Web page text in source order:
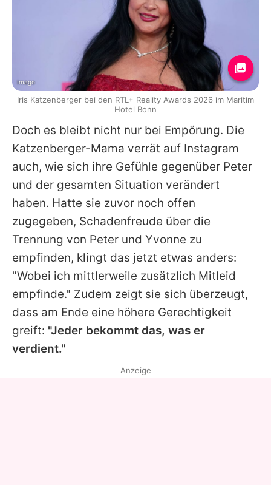
Doch es bleibt nicht nur bei Empörung. Die
Katzenberger-Mama verrät auf Instagram
auch, wie sich ihre Gefühle gegenüber Peter
und der gesamten Situation verändert
haben. Hatte sie zuvor noch offen
zugegeben, Schadenfreude über die
Trennung von Peter und Yvonne zu
empfinden, klingt das jetzt etwas anders:
"Wobei ich mittlerweile zusätzlich Mitleid
empfinde." Zudem zeigt sie sich überzeugt,
dass am Ende eine höhere Gerechtigkeit
greift: "Jeder bekommt das, was er
verdient."
Imago
Iris Katzenberger bei den RTL+ Reality Awards 2026 im Maritim
Hotel Bonn
Anzeige